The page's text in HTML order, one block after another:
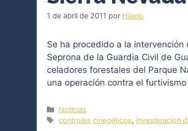
1 de abril de 2011 por Hilario
Se ha procedido a la
Seprona de la Guardia Civil de
celadores forestales del Parque
una operación contra el
Categorías
Noticias
Etiquetas
controles cinegéticos, investigacion